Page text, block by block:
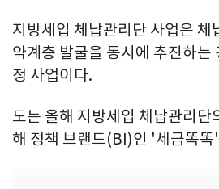
지방세입 체납관리단 사업은 체
약계층 발굴을 동시에 추진하는
정 사업이다.
도는 올해 지방세입 체납관리단
해 정책 브랜드(BI)인 '세금똑